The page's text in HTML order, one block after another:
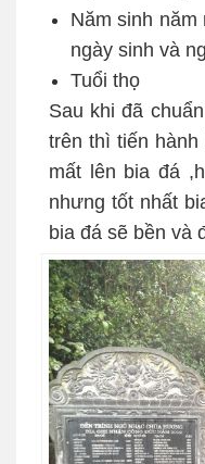
Năm sinh
ngày sinh và
Tuổi thọ
Sau khi đã
trên thì tiến
mất lên bia đá
nhưng tốt nhất
bia đá sẽ bền và